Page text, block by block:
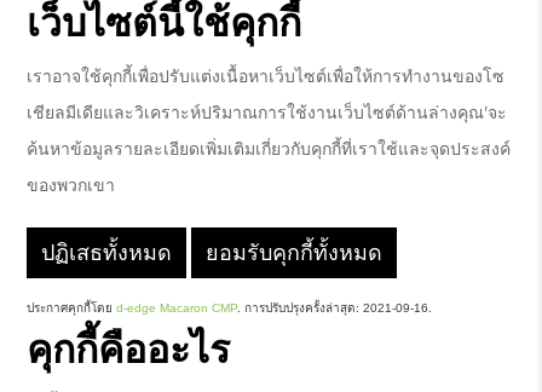
เว็บไซต์นี้ใช้คุกกี้
เราอาจใช้คุกกี้เพื่อปรับแต่งเนื้อหาเว็บไซต์เพื่อให้การทำงานของโซ
เชียลมีเดียและวิเคราะห์ปริมาณการใช้งานเว็บไซต์ด้านล่างคุณ'จะ
ค้นหาข้อมูลรายละเอียดเพิ่มเติมเกี่ยวกับคุกกี้ที่เราใช้และจุดประสงค์
ของพวกเขา
ปฏิเสธทั้งหมด ยอมรับคุกกี้ทั้งหมด
ประกาศคุกกี้โดยd-edge Macaron CMP . การปรับปรุงครั้งล่าสุด: 2021-09-16.
คุกกี้คืออะไร